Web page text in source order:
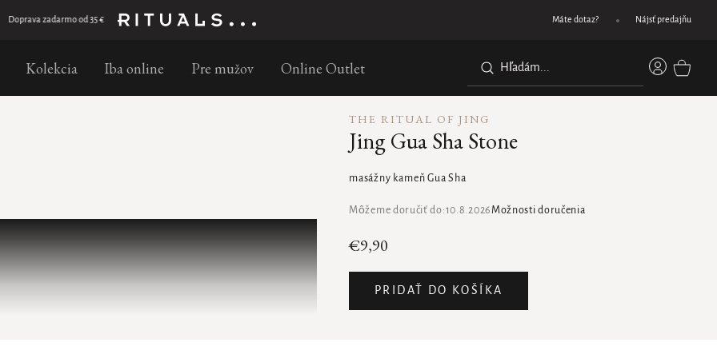
Objednajte do 11:00 – doručenie nasledujúci pracovný deň s GLS Darček pri nákupe nad 45 €
Máte dotaz? Nájsť predajňu
Kolekcia Iba online Pre mužov Online Outlet
THE RITUAL OF JING
Jing Gua Sha Stone
€9,90
Môžeme doručiť do:10.8.2026Možnosti doručenia
PRIDAŤ DO KOŠÍKA
masážny kameň Gua Sha